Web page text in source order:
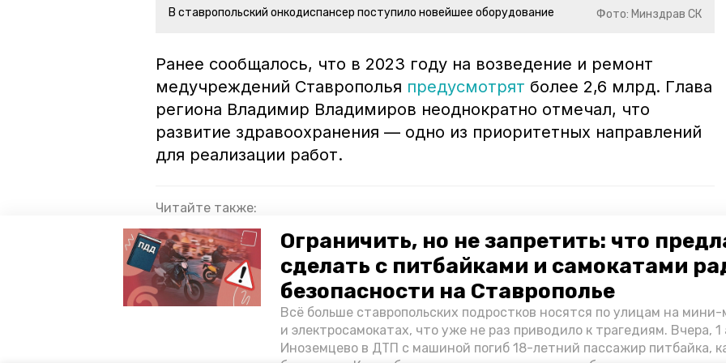
Ограничить, но не запретить: что
сделать с питбайками и самокатами
безопасности на Ставрополье
Всё больше ставропольских подростков носятся по улицам на
и электросамокатах, что уже не раз приводило к трагедиям. Вчера, 1
Иноземцево в ДТП с машиной погиб 18-летний пассажир питбайка,
В ставропольский онкодиспансер поступило новейшее оборудование Фото: Минздрав СК
Ранее сообщалось, что в 2023 году на возведение и ремонт
медучреждений Ставрополья предусмотрят более 2,6 млрд. Глава
региона Владимир Владимиров неоднократно отмечал, что
развитие здравоохранения — одно из приоритетных направлений
для реализации работ.
Читайте также:
Медпомощь с доставкой на дом: как ставропольские врачи выезжают в
отдалённые территории региона
Более 10 тыс. ставропольских медработников получили специальные выплаты
ставропольский край минздрав ск нацпроект "здравоохранение"